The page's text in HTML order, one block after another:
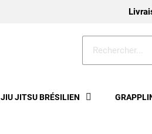
JIU JITSU BRÉSILIEN